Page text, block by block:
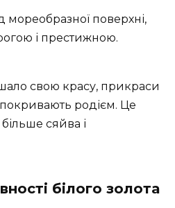
мореобразної поверхні,
і престижною.
свою красу, прикраси
покривають родієм. Це
сяйва і
білого золота